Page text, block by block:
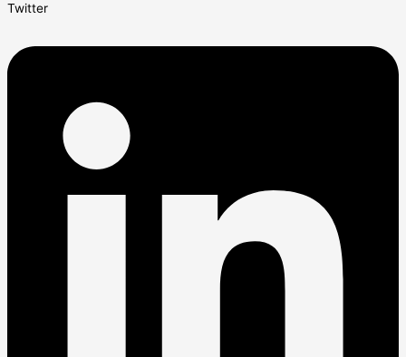
Twitter